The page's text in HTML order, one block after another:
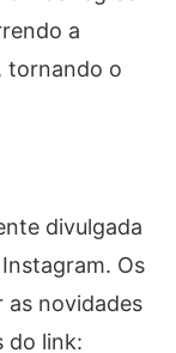
a
tornando o
divulgada
Os
as novidades
do link: